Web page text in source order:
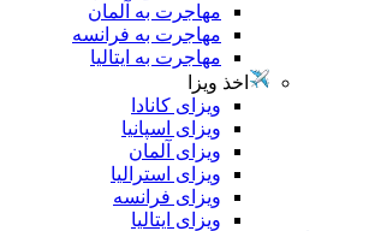
مهاجرت به آلمان
مهاجرت به فرانسه
مهاجرت به ایتالیا
اخذ ویزا
ویزای کانادا
ویزای اسپانیا
ویزای آلمان
ویزای استرالیا
ویزای فرانسه
ویزای ایتالیا